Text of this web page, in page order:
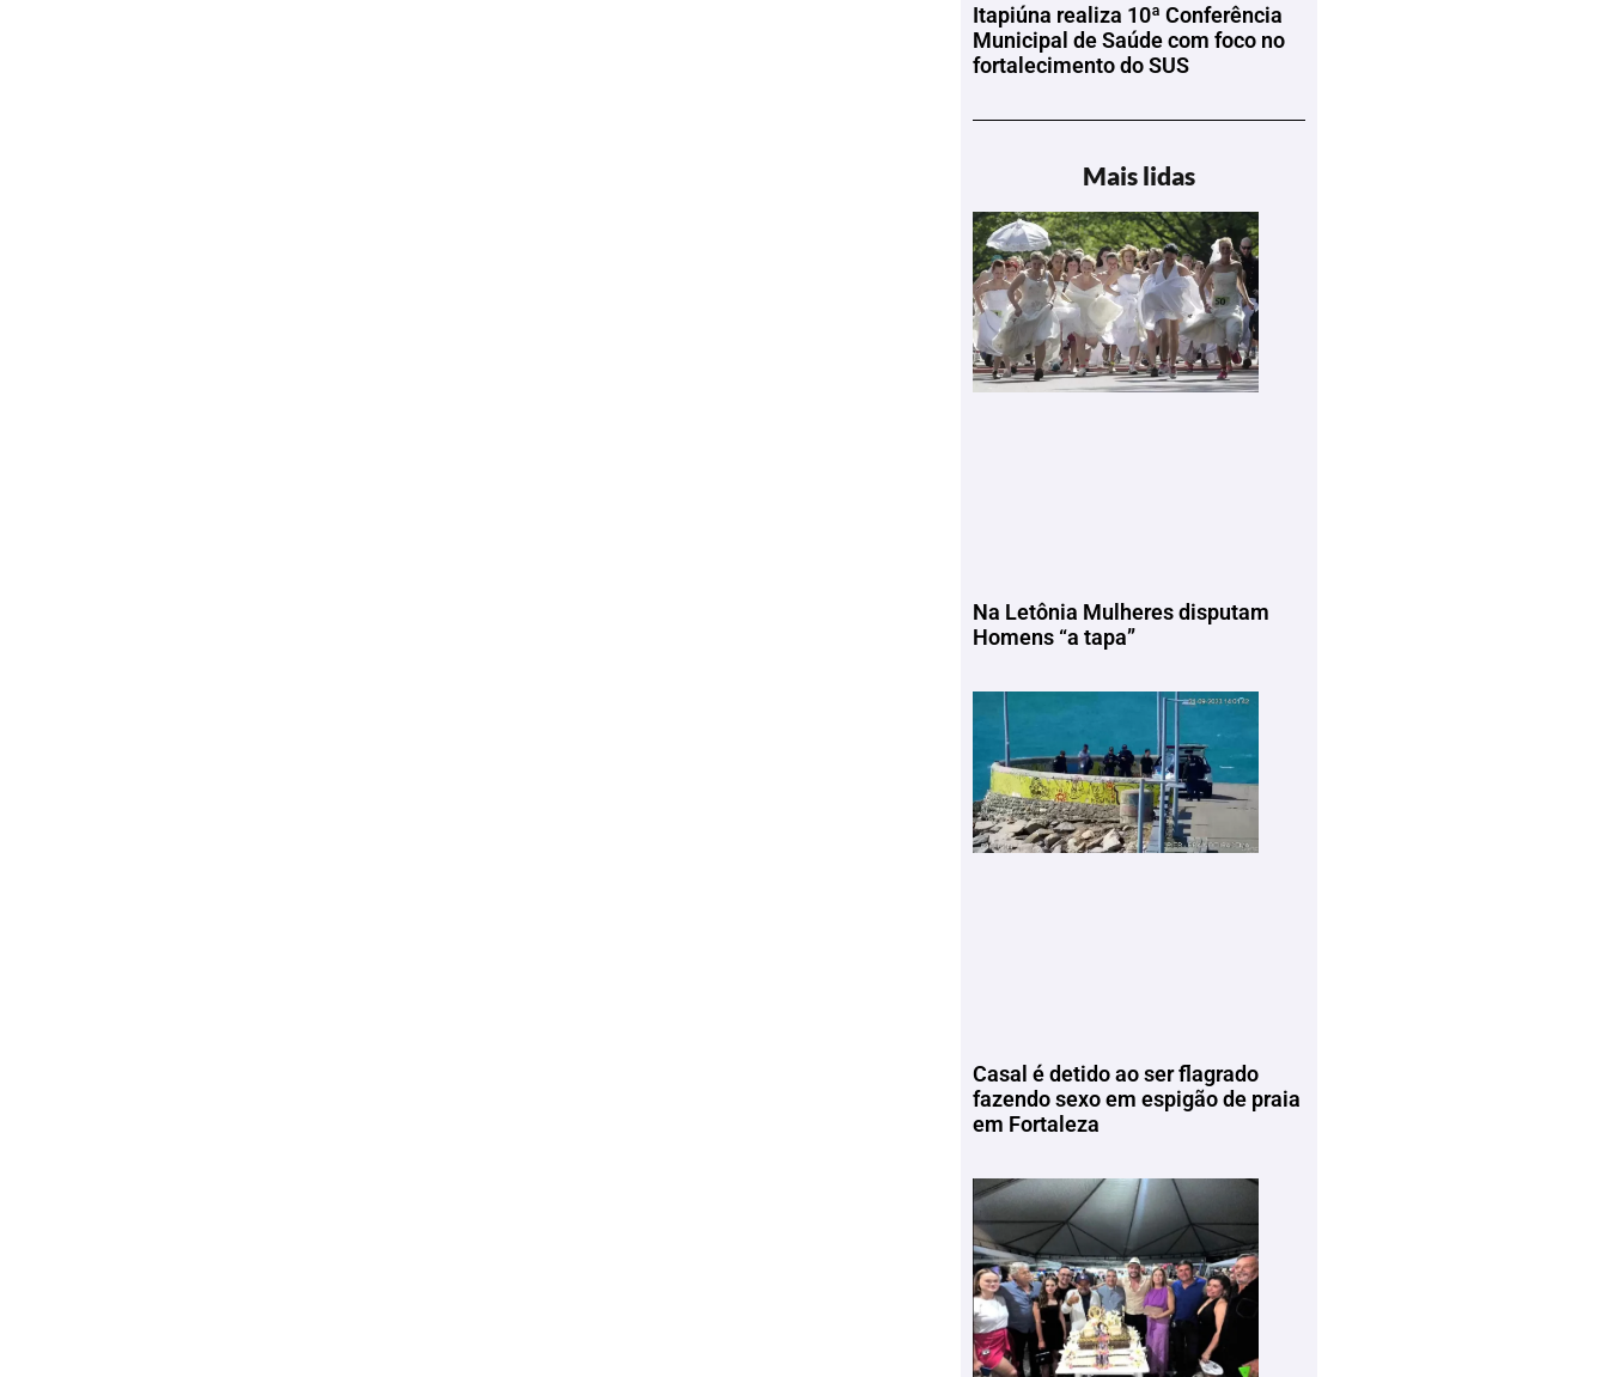
Itapiúna realiza 10ª Conferência
Municipal de Saúde com foco no
fortalecimento do SUS
Mais lidas
Na Letônia Mulheres disputam
Homens “a tapa”
Casal é detido ao ser flagrado
fazendo sexo em espigão de praia
em Fortaleza